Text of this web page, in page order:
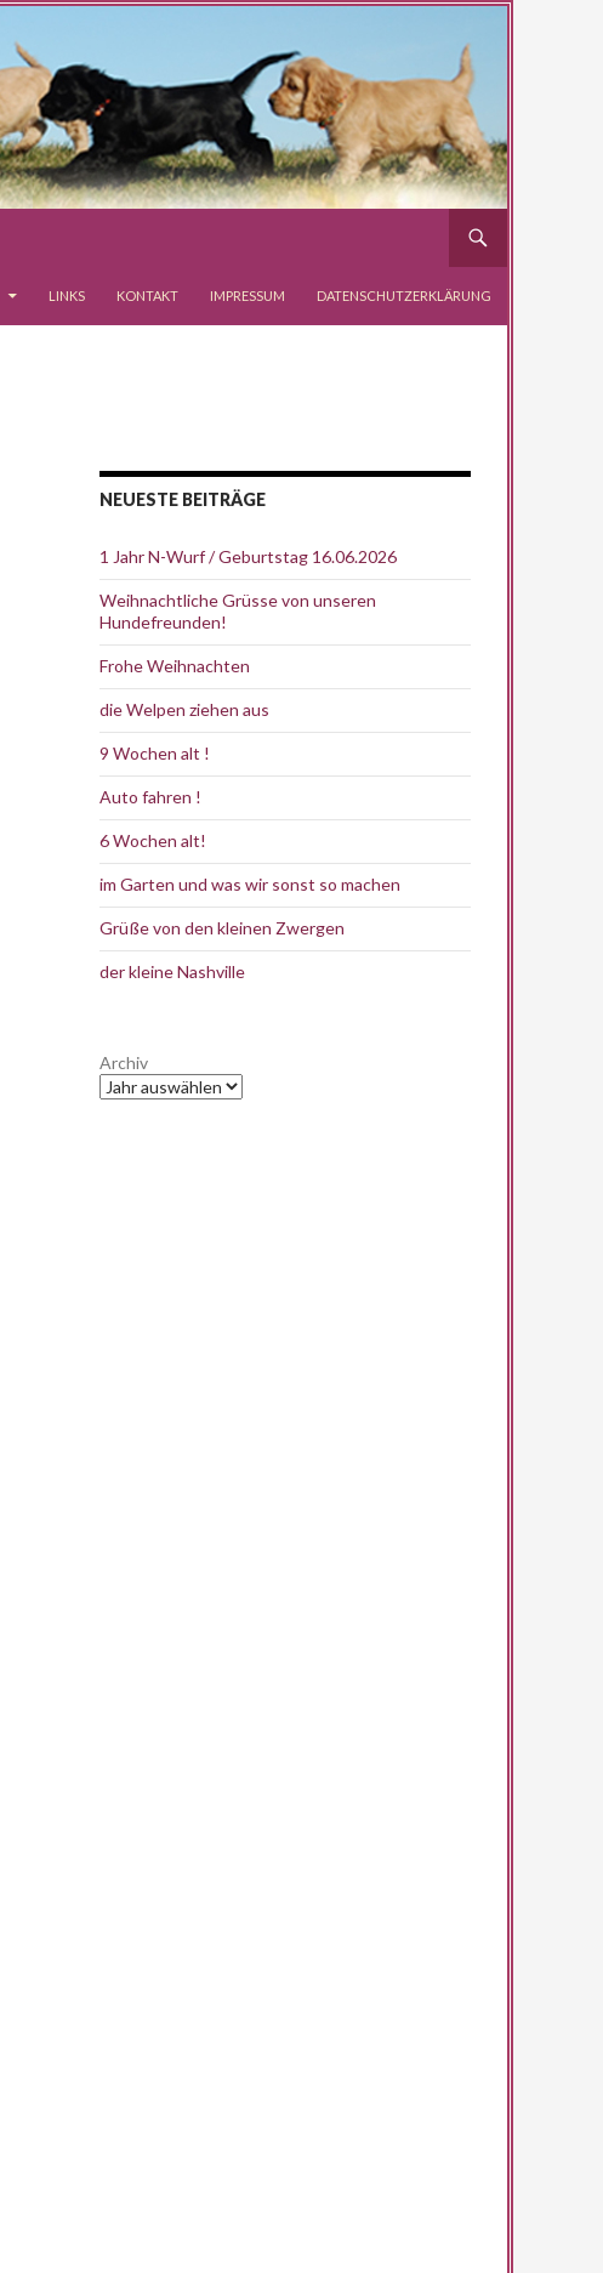
LINKS KONTAKT IMPRESSUM DATENSCHUTZERKLÄRUNG
NEUESTE BEITRÄGE
1 Jahr N-Wurf / Geburtstag 16.06.2026
Weihnachtliche Grüsse von unseren
Hundefreunden!
Frohe Weihnachten
die Welpen ziehen aus
9 Wochen alt !
Auto fahren !
6 Wochen alt!
im Garten und was wir sonst so machen
Grüße von den kleinen Zwergen
der kleine Nashville
Archiv